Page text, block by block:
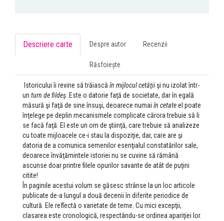
Descriere carte Despre autor Recenzii
Răsfoiește
Istoricului îi revine să trăiască în mijlocul cetăţiişi nu izolat într-
un turn de fildeş . Este o datorie faţă de societate, dar în egală
măsură şi faţă de sine însuşi, deoarece numai în cetateel poate
înţelege pe deplin mecanismele complicate cărora trebuie să li
se facă faţă. El este un om de ştiinţă, care trebuie să analizeze
cu toate mijloacele ce-i stau la dispoziţie, dar, care are şi
datoria de a comunica semenilor esenţialul constatărilor sale,
deoarece învăţămintele istoriei nu se cuvine să rămână
ascunse doar printre filele opurilor savante de atât de puţini
citite!
În paginile acestui volum se găsesc strânse la un loc articole
publicate de-a lungul a două decenii în diferite periodice de
cultură. Ele reflectă o varietate de teme. Cu mici excepţii,
clasarea este cronologică, respectându-se ordinea apariţiei lor.